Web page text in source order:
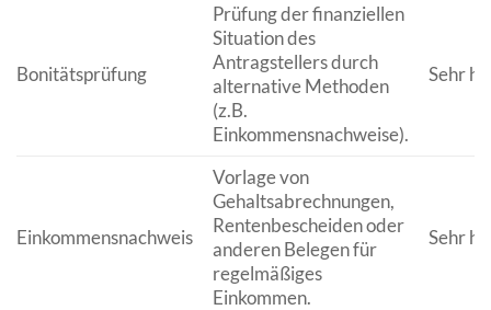
Bonitätsprüfung
Prüfung der finanziellen
Situation des
Antragstellers durch
alternative Methoden
(z.B.
Einkommensnachweise).
Sehr
Einkommensnachweis
Vorlage von
Gehaltsabrechnungen,
Rentenbescheiden oder
anderen Belegen für
regelmäßiges
Einkommen.
Sehr